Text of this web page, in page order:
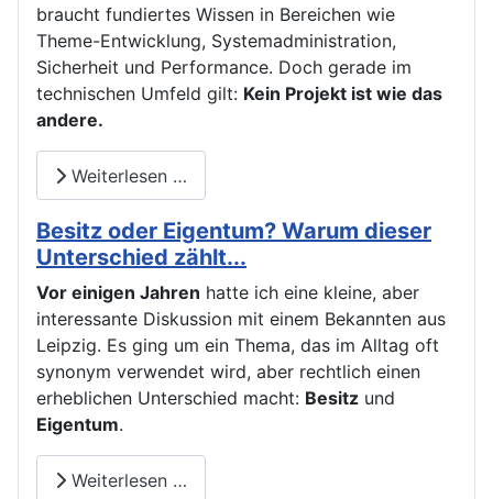
braucht fundiertes Wissen in Bereichen wie
Theme-Entwicklung, Systemadministration,
Sicherheit und Performance. Doch gerade im
technischen Umfeld gilt: Kein Projekt ist wie das
andere.
Weiterlesen …
Besitz oder Eigentum? Warum dieser
Unterschied zählt...
Vor einigen Jahren hatte ich eine kleine, aber
interessante Diskussion mit einem Bekannten aus
Leipzig. Es ging um ein Thema, das im Alltag oft
synonym verwendet wird, aber rechtlich einen
erheblichen Unterschied macht: Besitz und
Eigentum.
Weiterlesen …